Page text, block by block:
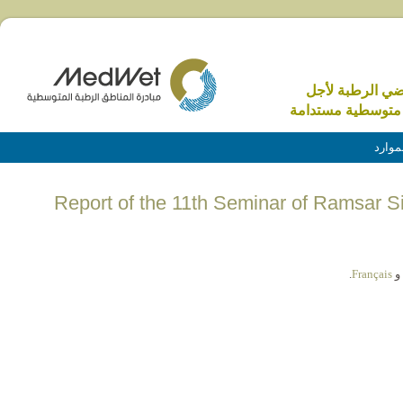
الرطبة لأجل
مستدامة
(English) Report of the 11th Seminar of
و Français
.